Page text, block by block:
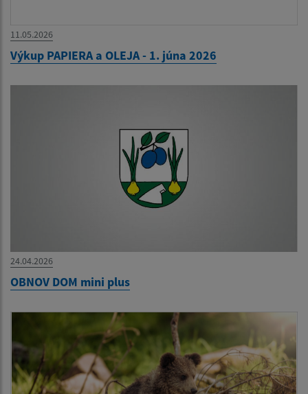
11.05.2026
Výkup PAPIERA a OLEJA - 1. júna 2026
24.04.2026
OBNOV DOM mini plus